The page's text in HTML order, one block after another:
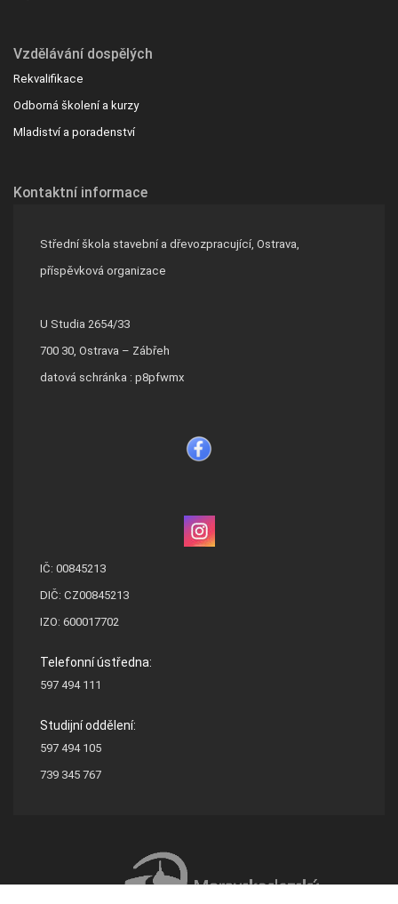
Vzdělávání dospělých
Rekvalifikace
Odborná školení a kurzy
Mladiství a poradenství
Kontaktní informace
Střední škola stavební a dřevozpracující, Ostrava,
příspěvková organizace
U Studia 2654/33
700 30, Ostrava – Zábřeh
datová schránka : p8pfwmx
IČ: 00845213
DIČ: CZ00845213
IZO: 600017702
Telefonní ústředna:
597 494 111
Studijní oddělení:
597 494 105
739 345 767